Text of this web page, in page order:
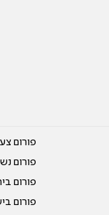
פורום
פורום
פורום
פורום